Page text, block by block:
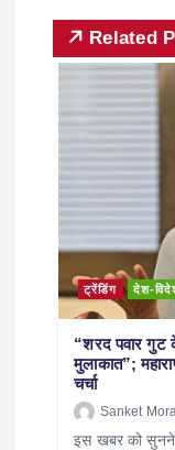
Related
ट्रेंडिंग देश-
“शरद पवार गुट
मुलाकात”;
चर्चा
Sanket
इस खबर को सुनने